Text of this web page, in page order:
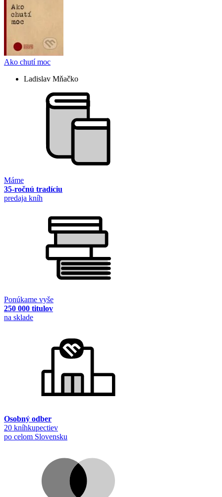
Ako chutí moc
Ladislav Mňačko
Máme
35-ročnú tradíciu
predaja kníh
Ponúkame vyše
250 000 titulov
na sklade
Osobný odber
20 kníhkupectiev
po celom Slovensku